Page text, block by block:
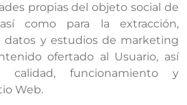
propias del objeto social de
como para la extracción,
datos y estudios de marketing
ofertado al Usuario, así
funcionamiento y
Web.